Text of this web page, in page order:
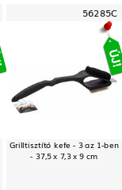
56285C
Grilltisztító kefe - 3 az 1-ben
- 37,5 x 7,3 x 9 cm